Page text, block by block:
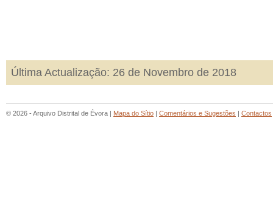
Última Actualização: 26 de Novembro de 2018
© 2026 - Arquivo Distrital de Évora | Mapa do Sítio | Comentários e Sugestões | Contactos